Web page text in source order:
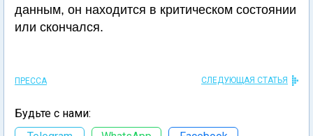
данным, он находится в критическом состоянии
или скончался.
ПРЕССА СЛЕДУЮЩАЯ СТАТЬЯ
Будьте с нами: